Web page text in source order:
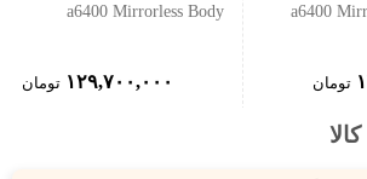
a6400
تومان
a6400 Mirrorless Body
۱۲۹,۷۰۰,۰۰۰ تومان